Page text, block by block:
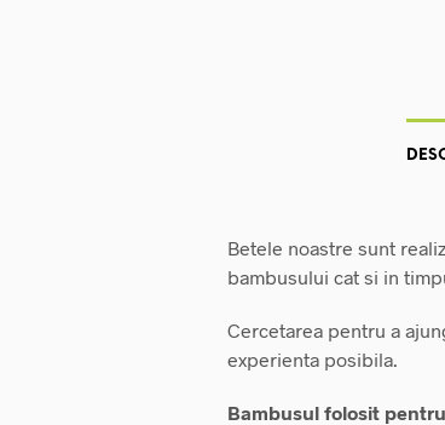
Betele noastre sunt
bambusului cat si in
Cercetarea pentru a
experienta posibila.
Bambusul folosit